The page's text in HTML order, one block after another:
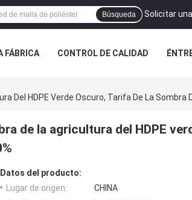
Solicitar
Búsqueda
FÁBRICA CONTROL DE CALIDAD
Del HDPE Verde Oscuro, Tarifa De La Sombra
de la agricultura del HDPE
Datos del producto:
Lugar de origen:
CHINA